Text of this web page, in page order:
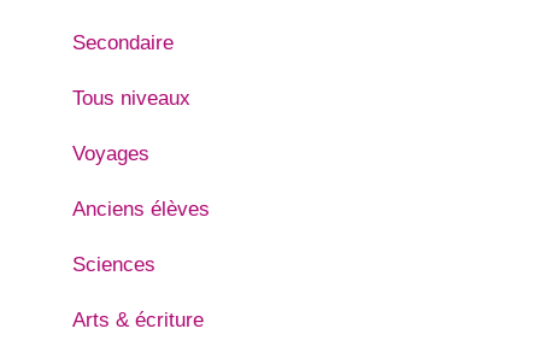
Secondaire
Tous niveaux
Voyages
Anciens élèves
Sciences
Arts & écriture